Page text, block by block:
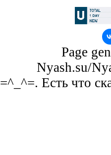
Page
Nyash.su/
=^_^=. Есть что